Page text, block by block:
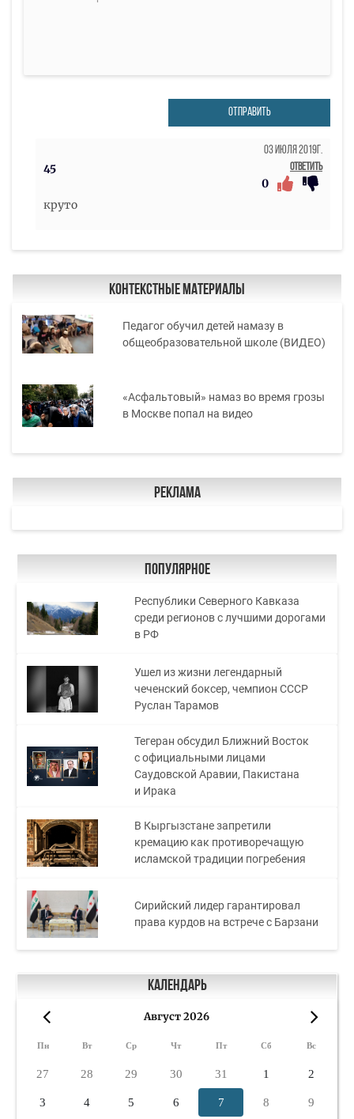
ОТПРАВИТЬ
45
03 Июля 2019г.
Ответить
0
круто
Контекстные материалы
Педагог обучил детей намазу в
общеобразовательной школе (ВИДЕО)
«Асфальтовый» намаз во время грозы
в Москве попал на видео
Реклама
Популярное
Республики Северного Кавказа
среди регионов с лучшими дорогами
в РФ
Ушел из жизни легендарный
чеченский боксер, чемпион СССР
Руслан Тарамов
Тегеран обсудил Ближний Восток
с официальными лицами
Саудовской Аравии, Пакистана
и Ирака
В Кыргызстане запретили
кремацию как противоречащую
исламской традиции погребения
Сирийский лидер гарантировал
права курдов на встрече с Барзани
Календарь
Август 2026
Пн Вт Ср Чт Пт Сб Вс
27 28 29 30 31 1 2
3 4 5 6 7 8 9